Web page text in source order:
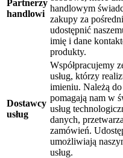
Partnerzy
handlowi
handlowym
zakupy za
udostępnić
imię i dane
produkty.
Dostawcy
usług
Współpracujemy
usług, którzy
imieniu. Należą
pomagają nam w
usług
danych,
zamówień.
umożliwiają
usług.